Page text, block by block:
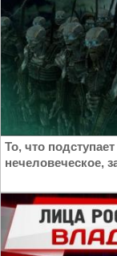
То, что
нечеловеческое,